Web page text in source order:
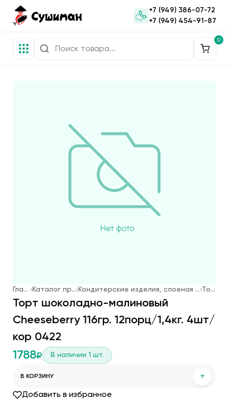
+7 (949) 386-07-72
+7 (949) 454-91-87
0
Главная Каталог продукции Кондитерские изделия, слоеная выпечка, мороженое Торты
Торт шоколадно-малиновый
Cheeseberry 116гр. 12порц/1,4кг. 4шт/
кор 0422
1788₽ В наличии 1 шт.
В КОРЗИНУ +
Добавить в избранное